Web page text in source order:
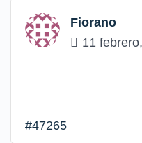
Fiorano
11
#47265